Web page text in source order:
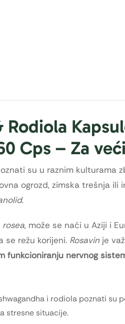
Rodiola
Cps – Za
su u raznim kulturama
ogrozd, zimska trešnja ili
.
rosea, može se naći u Aziji i
se režu korijeni. Rosavin je
funkcioniranju nervnog
i rodiola poznati su
stresne situacije.